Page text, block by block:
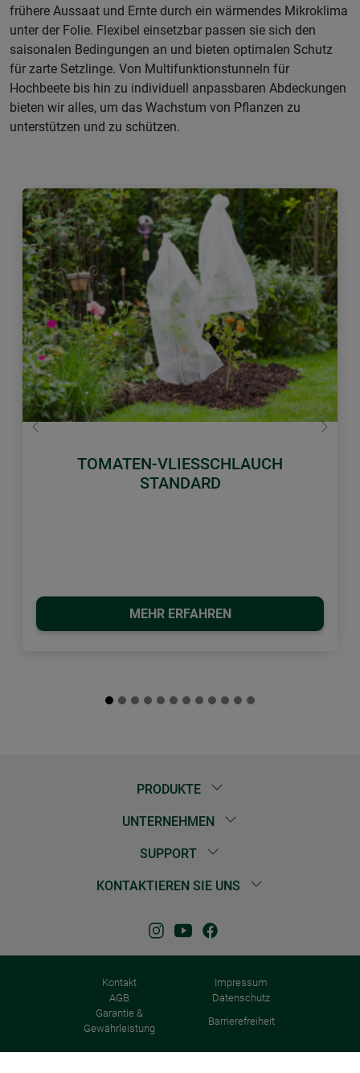
frühere Aussaat und Ernte durch ein wärmendes Mikroklima
unter der Folie. Flexibel einsetzbar passen sie sich den
saisonalen Bedingungen an und bieten optimalen Schutz
für zarte Setzlinge. Von Multifunktionstunneln für
Hochbeete bis hin zu individuell anpassbaren Abdeckungen
bieten wir alles, um das Wachstum von Pflanzen zu
unterstützen und zu schützen.
TOMATEN-VLIESSCHLAUCH
STANDARD
MEHR ERFAHREN
Zurück Weiter
PRODUKTE
UNTERNEHMEN
SUPPORT
KONTAKTIEREN SIE UNS
Kontakt
Impressum
AGB
Datenschutz
Garantie &
Gewährleistung
Barrierefreiheit